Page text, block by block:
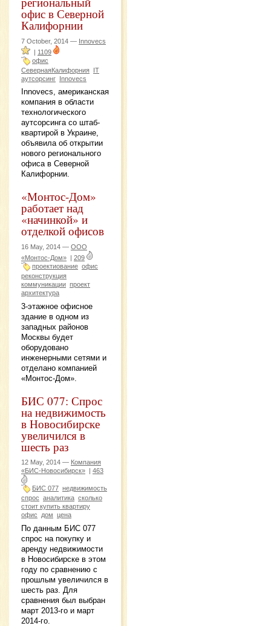
офис в Северной
Калифорнии
7 October, 2014 — Innovecs
| 1109
офис
СевернаяКалифорния IT
аутсорсинг Innovecs
Innovecs, американская
компания в области
технологического
аутсорсинга со штаб-
квартирой в Украине,
объявила об открытии
нового регионального
офиса в Северной
Калифорнии.
«Монтос-Дом»
работает над
«начинкой» и
отделкой офисов
16 May, 2014 — ООО
«Монтос-Дом» | 209
проектиование офис
реконструкция
коммуникации проект
архитектура
3-этажное офисное
здание в одном из
западных районов
Москвы будет
оборудовано
инженерными сетями и
отделано компанией
«Монтос-Дом».
БИС 077: Спрос
на недвижимость
в Новосибирске
увеличился в
шесть раз
12 May, 2014 — Компания
«БИС-Новосибирск»
463
БИС 077 недвижимость
спрос аналитика сколько
стоит купить квартиру
офис дом цена
По данным БИС 077
спрос на покупку и
аренду недвижимости
в Новосибирске в этом
году по сравнению с
прошлым увеличился в
шесть раз. Для
сравнения был выбран
март 2013-го и март
2014-го.